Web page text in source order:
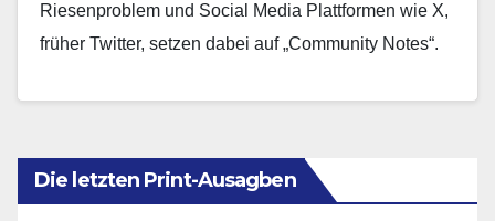
Riesenproblem und Social Media Plattformen wie X,
früher Twitter, setzen dabei auf „Community Notes“.
Die letzten Print-Ausagben